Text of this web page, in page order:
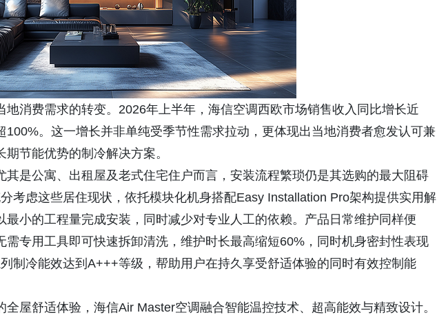
地消费需求的转变。2026年上半年，海信空调西欧市场销售收入同比增长近
100%。这一增长并非单纯受季节性需求拉动，更体现出当地消费者愈发认可兼
节能优势的制冷解决方案。
其是公寓、出租屋及老式住宅住户而言，安装流程繁琐仍是其选购的最大阻碍
考虑这些居住现状，依托模块化机身搭配Easy Installation Pro架构提供实用解
最小的工程量完成安装，同时减少对专业人工的依赖。产品日常维护同样便
需专用工具即可快速拆卸清洗，维护时长最高缩短60%，同时机身密封性表现
制冷能效达到A+++等级，帮助用户在持久享受舒适体验的同时有效控制能
全屋舒适体验，海信Air Master空调融合智能温控技术、超高能效与精致设计。